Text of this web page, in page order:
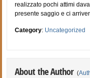
realizzato pochi attimi
presente saggio e ci
Category: Uncategorized
About the Author (